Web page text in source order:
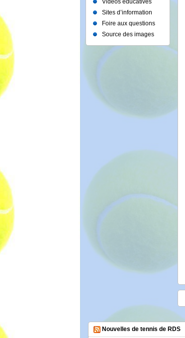
Vidéos éducatives
Sites d’information
Foire aux questions
Source des images
Nouvelles de tennis de RDS